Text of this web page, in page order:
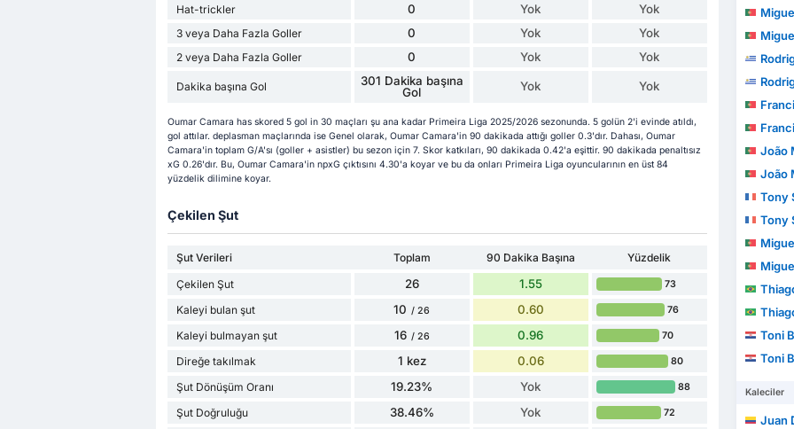
Hat-trickler 0 Yok Yok
3 veya Daha Fazla Goller 0 Yok Yok
2 veya Daha Fazla Goller 0 Yok Yok
Dakika başına Gol
301 Dakika başına
Gol
Yok Yok
Oumar Camara has skored 5 gol in 30 maçları şu ana kadar Primeira Liga 2025/2026 sezonunda. 5 golün 2'i evinde atıldı,
gol attılar. deplasman maçlarında ise Genel olarak, Oumar Camara'in 90 dakikada attığı goller 0.3'dır. Dahası, Oumar
Camara'in toplam G/A'sı (goller + asistler) bu sezon için 7. Skor katkıları, 90 dakikada 0.42'a eşittir. 90 dakikada penaltısız
xG 0.26'dır. Bu, Oumar Camara'in npxG çıktısını 4.30'a koyar ve bu da onları Primeira Liga oyuncularının en üst 84
yüzdelik dilimine koyar.
Çekilen Şut
Şut Verileri Toplam 90 Dakika Başına
Yüzdelik
Çekilen Şut
26 1.55 73
Kaleyi bulan şut 10 / 26 0.60 76
Kaleyi bulmayan şut 16 / 26 0.96 70
Direğe takılmak 1 kez 0.06 80
Şut Dönüşüm Oranı 19.23% Yok 88
Şut Doğruluğu 38.46% Yok 72
João
João
Tony
Tony
Thiago
Thiago
Toni
Toni
Kaleciler
Juan